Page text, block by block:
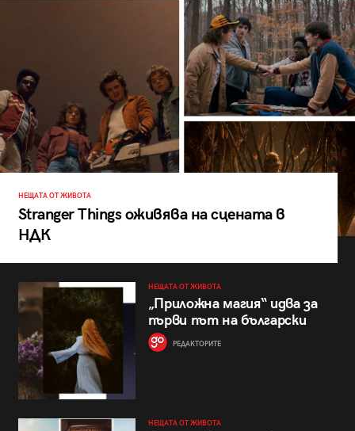
НЕЩАТА ОТ ЖИВОТА
Stranger Things оживява на сцената в
НДК
НЕЩАТА ОТ ЖИВОТА
„Приложна магия“ идва за
първи път на български
РЕДАКТОРИТЕ
НЕЩАТА ОТ ЖИВОТА